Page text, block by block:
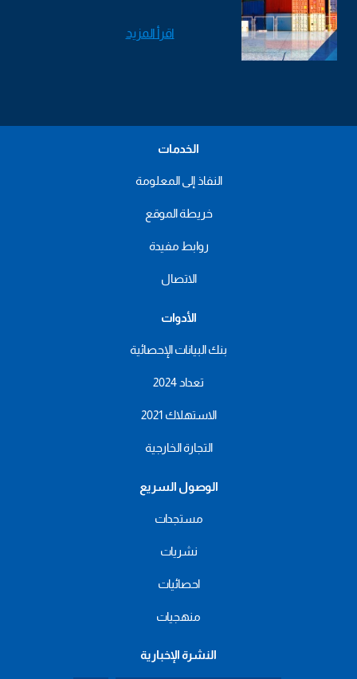
اقرأ المزيد
الخدمات
النفاذ إلى المعلومة
خريطة الموقع
روابط مفيدة
الاتصال
الأدوات
بنك البيانات الإحصائية
تعداد 2024
الاستهلاك 2021
التجارة الخارجية
الوصول السريع
مستجدات
نشريات
احصائيات
منهجيات
النشرة الإخبارية